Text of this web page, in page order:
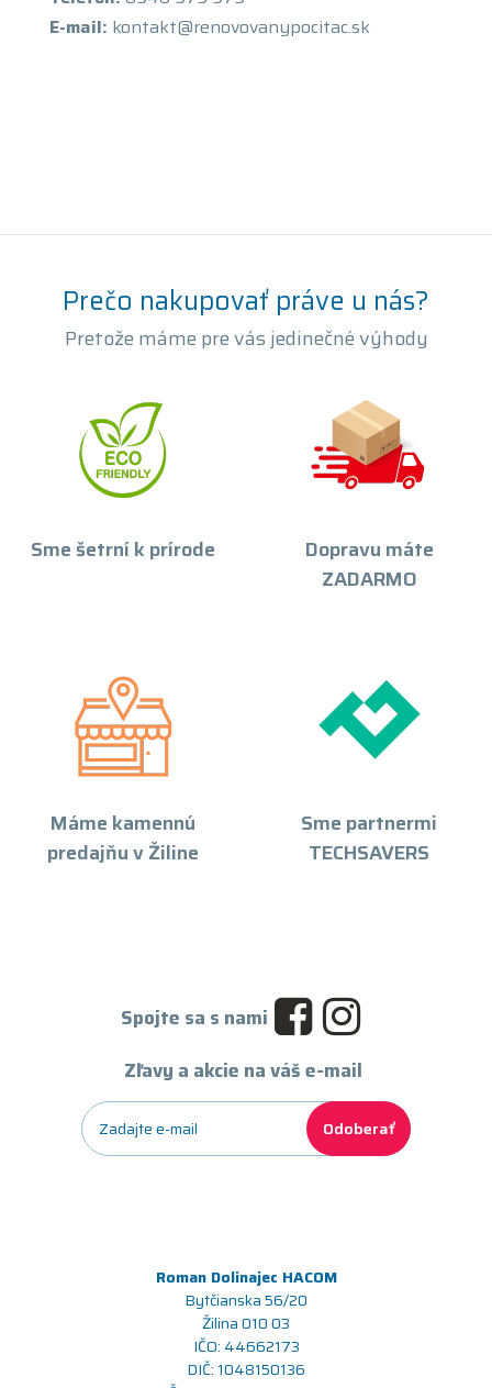
E-mail: kontakt@renovovanypocitac.sk
Prečo nakupovať práve u nás?
Pretože máme pre vás jedinečné výhody
Sme šetrní k prírode
Dopravu máte
ZADARMO
Máme kamennú
predajňu v Žiline
Sme partnermi
TECHSAVERS
Spojte sa s nami
Zľavy a akcie na váš e-mail
Odoberať
Roman Dolinajec HACOM
Bytčianska 56/20
Žilina 010 03
IČO: 44662173
DIČ: 1048150136